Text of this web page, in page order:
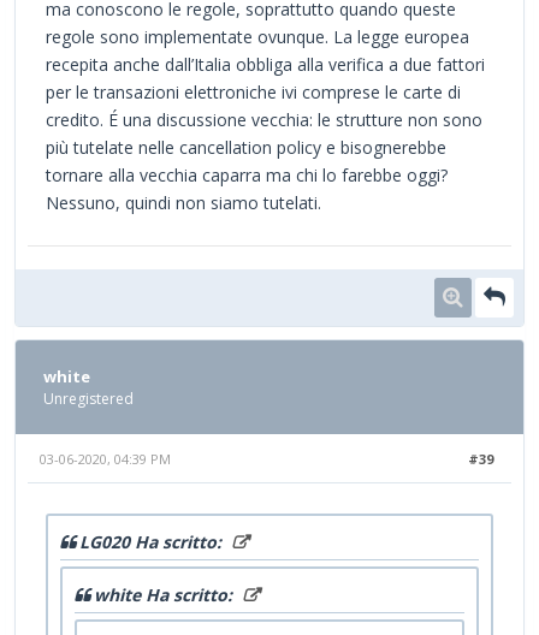
ma conoscono le regole, soprattutto quando queste
regole sono implementate ovunque. La legge europea
recepita anche dall’Italia obbliga alla verifica a due fattori
per le transazioni elettroniche ivi comprese le carte di
credito. É una discussione vecchia: le strutture non sono
più tutelate nelle cancellation policy e bisognerebbe
tornare alla vecchia caparra ma chi lo farebbe oggi?
Nessuno, quindi non siamo tutelati.
white
Unregistered
#39
03-06-2020, 04:39 PM
LG020 Ha scritto:
white Ha scritto: